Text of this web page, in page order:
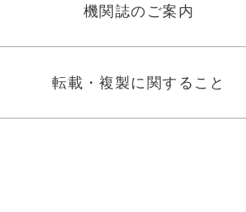
機関誌のご案内
転載・複製に関すること